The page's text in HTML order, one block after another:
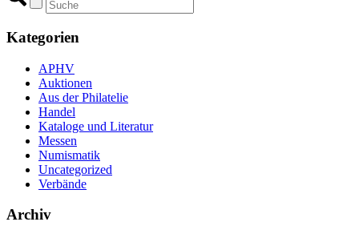
Kategorien
APHV
Auktionen
Aus der Philatelie
Handel
Kataloge und Literatur
Messen
Numismatik
Uncategorized
Verbände
Archiv